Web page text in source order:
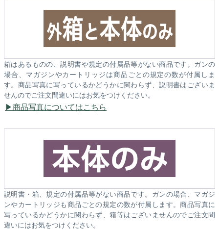
箱はあるものの、説明書や規定の付属品等がない商品です。ガンの
場合、マガジンやカートリッジは商品ごとの規定の数が付属しま
す。商品写真に写っているかどうかに関わらず、説明書はございま
せんのでご注文間違いにはお気をつけください。
商品写真についてはこちら
説明書・箱、規定の付属品等がない商品です。ガンの場合、マガジ
ンやカートリッジも商品ごとの規定の数が付属します。商品写真に
写っているかどうかに関わらず、箱等はございませんのでご注文間
違いにはお気をつけください。